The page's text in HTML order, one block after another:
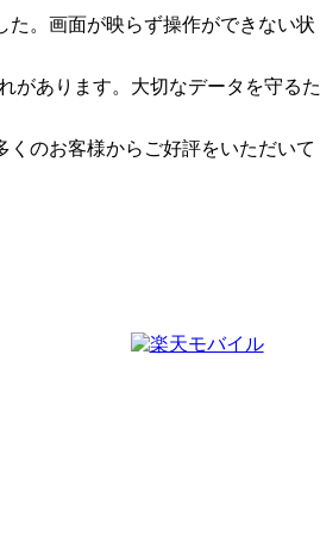
た。画面が映らず操作ができない状
があります。大切なデータを守るた
くのお客様からご好評をいただいて